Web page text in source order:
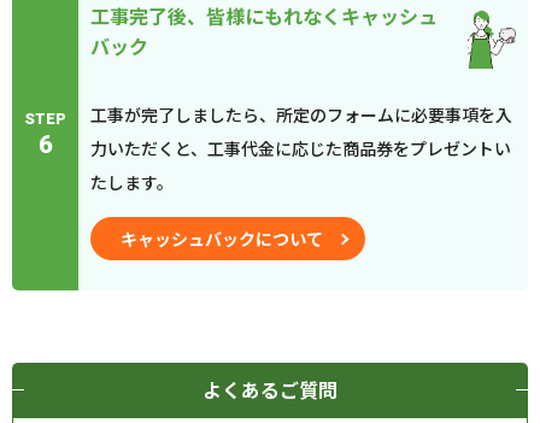
STEP
6
工事完了後、皆様にもれなくキャッシュ
バック
工事が完了しましたら、所定のフォームに必要事項を入
力いただくと、工事代金に応じた商品券をプレゼントい
たします。
キャッシュバックについて
よくあるご質問